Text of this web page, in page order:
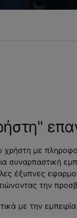
χρήστη με
συναρπαστική
έξυπνες
την
με την